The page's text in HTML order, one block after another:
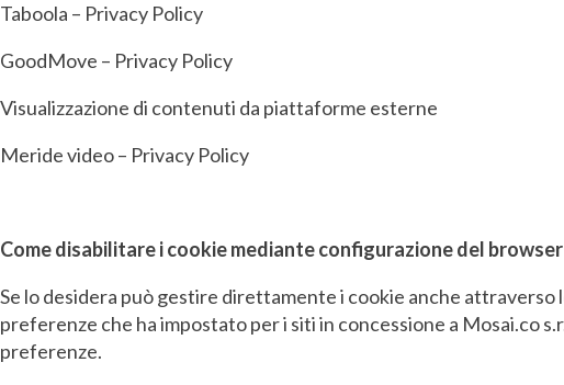
Taboola – Privacy Policy
GoodMove – Privacy Policy
Visualizzazione di contenuti da piattaforme esterne
Meride video – Privacy Policy
Come disabilitare i cookie mediante configurazione del browser
Se lo desidera può gestire direttamente i cookie anche
preferenze che ha impostato per i siti in concessione a Mosai.co
preferenze.